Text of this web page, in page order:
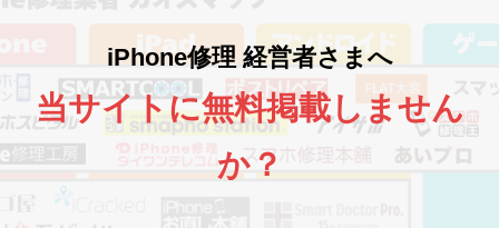
iPhone修理 経営者さまへ
当サイトに無料掲載しません
か？